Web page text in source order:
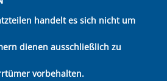
handelt es sich nicht um
dienen ausschließlich zu
vorbehalten.